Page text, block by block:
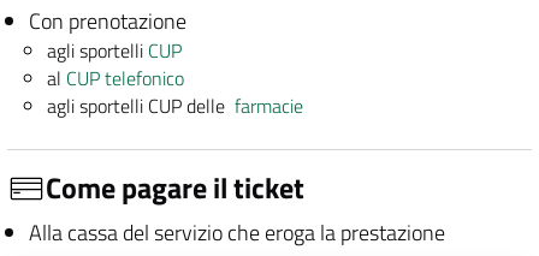
Con prenotazione
agli sportelli CUP
al CUP telefonico
agli sportelli CUP dellefarmacie
Come pagare il ticket
Alla cassa del servizio che eroga la prestazione